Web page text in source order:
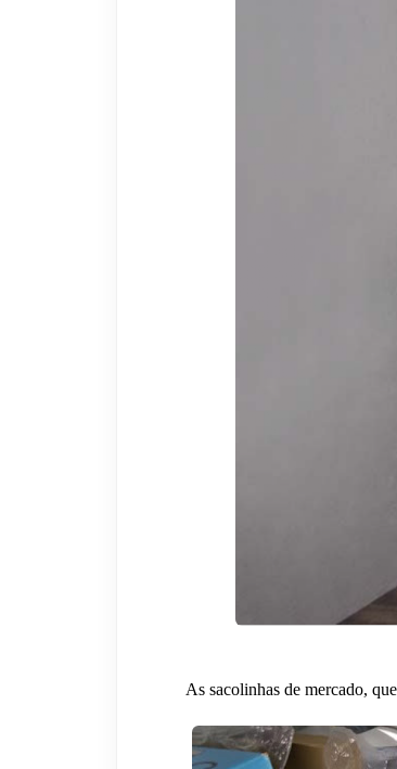
As sacolinhas de mercado,